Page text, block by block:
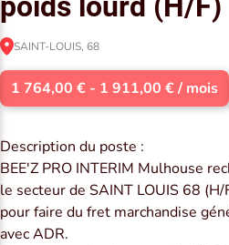
SAINT-LOUIS, 68
1 764,00 € - 1 911,00 € / mois
Description du poste :
BEE'Z PRO INTERIM Mulhouse
le secteur de SAINT LOUIS 68
pour faire du fret marchandise
avec ADR.